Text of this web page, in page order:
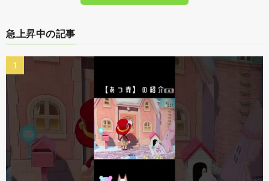
急上昇中の記事